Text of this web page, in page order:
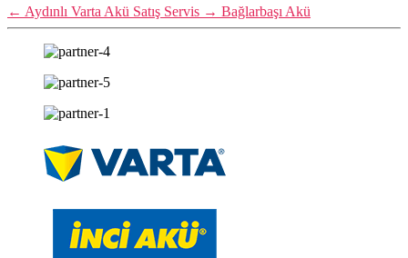
← Aydınlı Varta Akü Satış Servis → Bağlarbaşı Akü